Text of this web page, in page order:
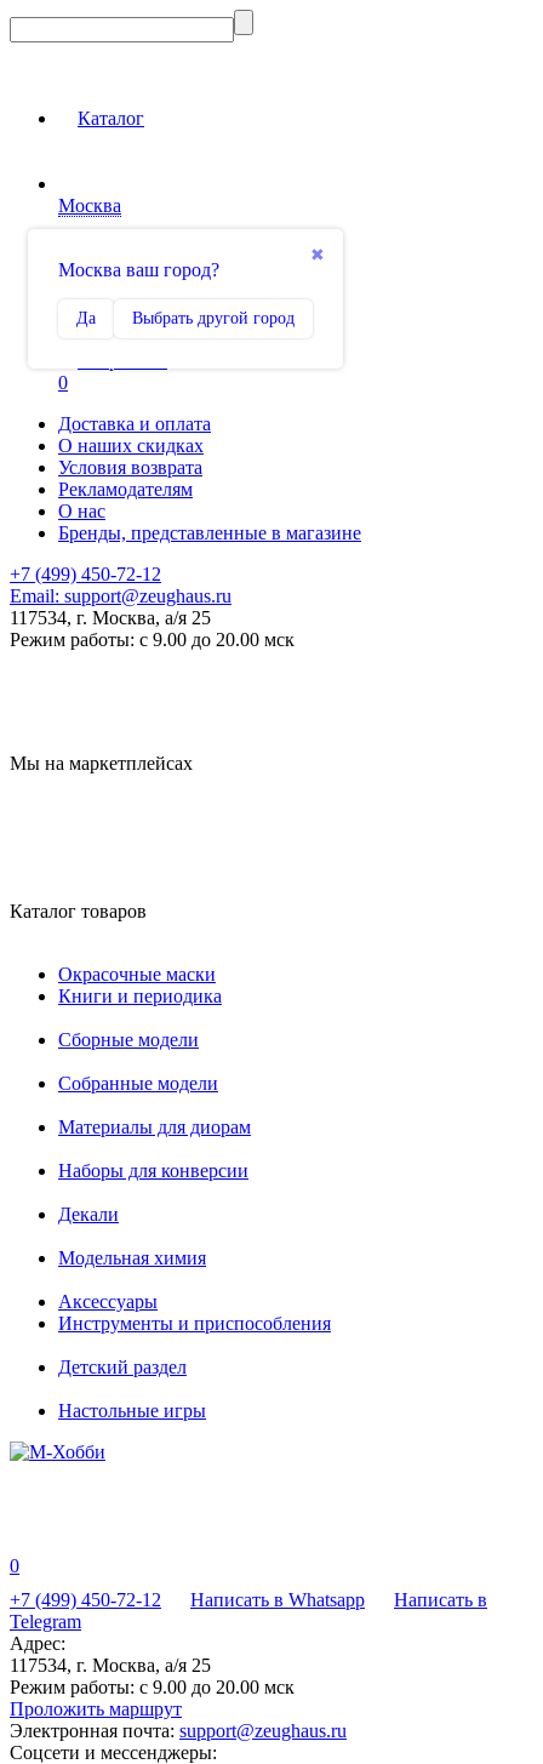
Каталог
Москва
✖
Москва ваш город?
Да Выбрать другой город
Сравнение
0
Доставка и оплата
О наших скидках
Условия возврата
Рекламодателям
О нас
Бренды, представленные в магазине
+7 (499) 450-72-12
Email: support@zeughaus.ru
117534, г. Москва, а/я 25
Режим работы: с 9.00 до 20.00 мск
Мы на маркетплейсах
Каталог товаров
Окрасочные маски
Книги и периодика
Сборные модели
Собранные модели
Материалы для диорам
Наборы для конверсии
Декали
Модельная химия
Аксессуары
Инструменты и приспособления
Детский раздел
Настольные игры
0
+7 (499) 450-72-12
Написать в Whatsapp
Написать в
Telegram
Адрес:
117534, г. Москва, а/я 25
Режим работы: с 9.00 до 20.00 мск
Проложить маршрут
Электронная почта: support@zeughaus.ru
Соцсети и мессенджеры: